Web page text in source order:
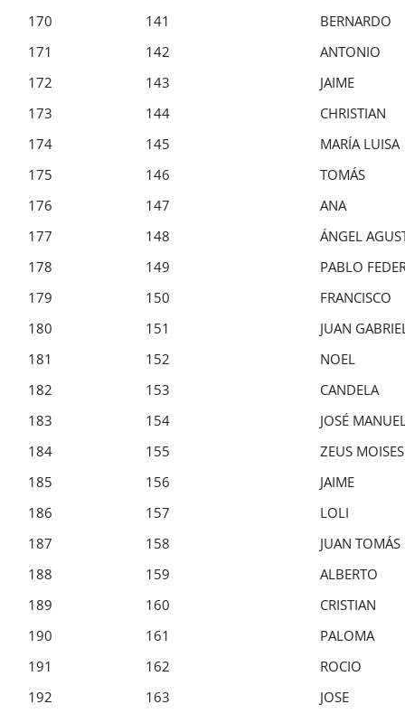
170
141
BERNARDO
171
142
ANTONIO
172
143
JAIME
173
144
CHRISTIAN
174
145
MARÍA LUISA
175
146
TOMÁS
176
147
ANA
177
148
ÁNGEL
178
149
PABLO
179
150
FRANCISCO
180
151
JUAN
181
152
NOEL
182
153
CANDELA
183
154
JOSÉ
184
155
ZEUS MOISES
185
156
JAIME
186
157
LOLI
187
158
JUAN TOMÁS
188
159
ALBERTO
189
160
CRISTIAN
190
161
PALOMA
191
162
ROCIO
192
163
JOSE